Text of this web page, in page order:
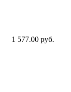
1 577.00 руб.